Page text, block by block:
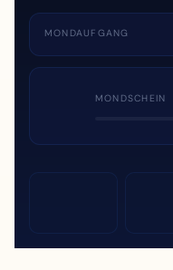
MONDAUFGANG
MONDSCHEIN